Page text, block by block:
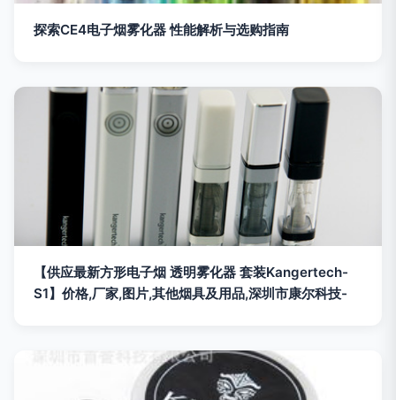
探索CE4电子烟雾化器 性能解析与选购指南
【供应最新方形电子烟 透明雾化器 套装Kangertech-
S1】价格,厂家,图片,其他烟具及用品,深圳市康尔科技-